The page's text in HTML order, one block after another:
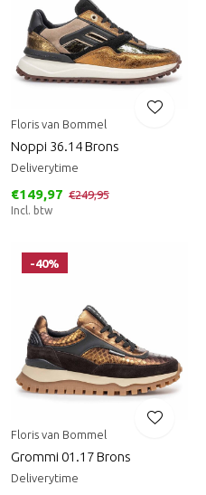
Floris van Bommel
Noppi 36.14 Brons
Deliverytime
€149,97 €249,95
Incl. btw
-40%
Floris van Bommel
Grommi 01.17 Brons
Deliverytime